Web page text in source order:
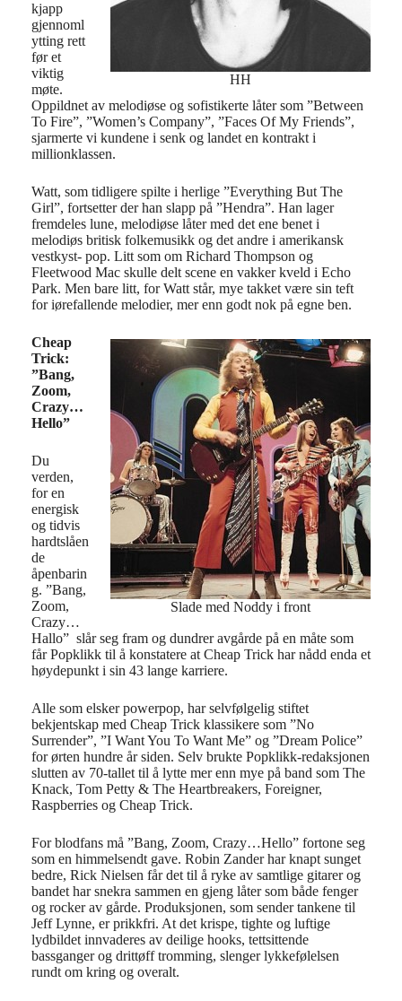
HH
kjapp
gjennoml
ytting rett
før et
viktig
møte.
Oppildnet av melodiøse og sofistikerte låter som ”Between
To Fire”, ”Women’s Company”, ”Faces Of My Friends”,
sjarmerte vi kundene i senk og landet en kontrakt i
millionklassen.
Watt, som tidligere spilte i herlige ”Everything But The
Girl”, fortsetter der han slapp på ”Hendra”. Han lager
fremdeles lune, melodiøse låter med det ene benet i
melodiøs britisk folkemusikk og det andre i amerikansk
vestkyst- pop. Litt som om Richard Thompson og
Fleetwood Mac skulle delt scene en vakker kveld i Echo
Park. Men bare litt, for Watt står, mye takket være sin teft
for iørefallende melodier, mer enn godt nok på egne ben.
Slade med Noddy i front
Cheap
Trick:
”Bang,
Zoom,
Crazy…
Hello”
Du
verden,
for en
energisk
og tidvis
hardtslåen
de
åpenbarin
g. ”Bang,
Zoom,
Crazy…
Hallo” slår seg fram og dundrer avgårde på en måte som
får Popklikk til å konstatere at Cheap Trick har nådd enda et
høydepunkt i sin 43 lange karriere.
Alle som elsker powerpop, har selvfølgelig stiftet
bekjentskap med Cheap Trick klassikere som ”No
Surrender”, ”I Want You To Want Me” og ”Dream Police”
for ørten hundre år siden. Selv brukte Popklikk-redaksjonen
slutten av 70-tallet til å lytte mer enn mye på band som The
Knack, Tom Petty & The Heartbreakers, Foreigner,
Raspberries og Cheap Trick.
For blodfans må ”Bang, Zoom, Crazy…Hello” fortone seg
som en himmelsendt gave. Robin Zander har knapt sunget
bedre, Rick Nielsen får det til å ryke av samtlige gitarer og
bandet har snekra sammen en gjeng låter som både fenger
og rocker av gårde. Produksjonen, som sender tankene til
Jeff Lynne, er prikkfri. At det krispe, tighte og luftige
lydbildet innvaderes av deilige hooks, tettsittende
bassganger og drittøff tromming, slenger lykkefølelsen
rundt om kring og overalt.